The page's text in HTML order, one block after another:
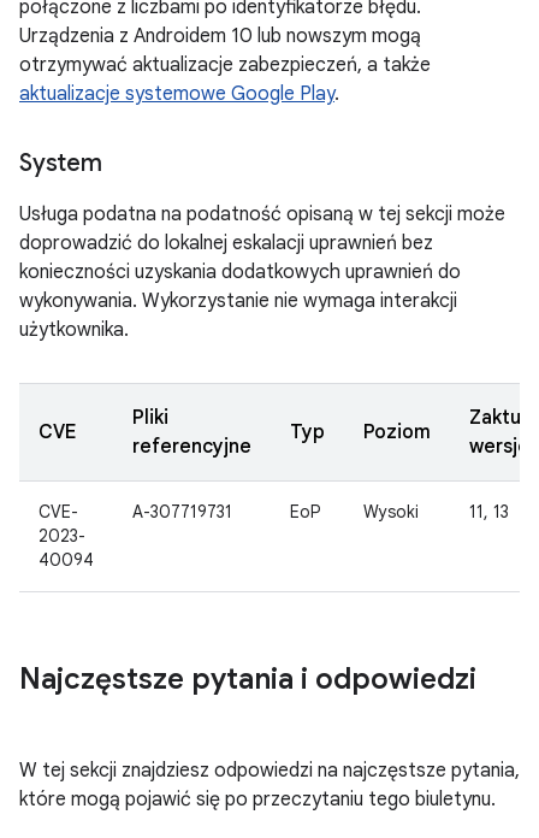
połączone z liczbami po identyfikatorze błędu.
Urządzenia z Androidem 10 lub nowszym mogą
otrzymywać aktualizacje zabezpieczeń, a także
aktualizacje systemowe Google Play.
System
Usługa podatna na podatność opisaną w tej sekcji może
doprowadzić do lokalnej eskalacji uprawnień bez
konieczności uzyskania dodatkowych uprawnień do
wykonywania. Wykorzystanie nie wymaga interakcji
użytkownika.
CVE
Pliki
referencyjne
Typ Poziom
wersje
CVE-
2023-
40094
A-307719731 EoP Wysoki 11, 13
Najczęstsze pytania i odpowiedzi
W tej sekcji znajdziesz odpowiedzi na najczęstsze pytania,
które mogą pojawić się po przeczytaniu tego biuletynu.